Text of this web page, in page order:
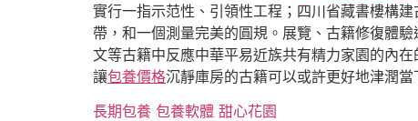
實行一指示范性、引領性工程；四川省藏書樓構
帶，和一個測量完美的圓規。展覽、古籍修復體
文等古籍中反應中華平易近族共有精力家園的內
讓包養價格沉靜庫房的古籍可以或許更好地津潤當
長期包養 包養軟體 甜心花園